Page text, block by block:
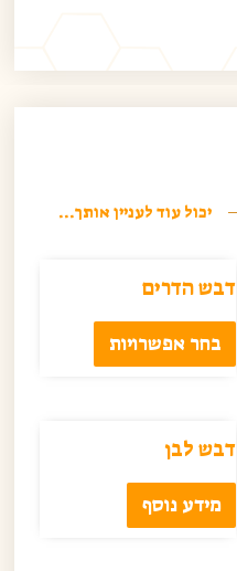
יכול עוד לעניין אותך...
דבש הדרים
בחר אפשרויות
דבש לבן
מידע נוסף